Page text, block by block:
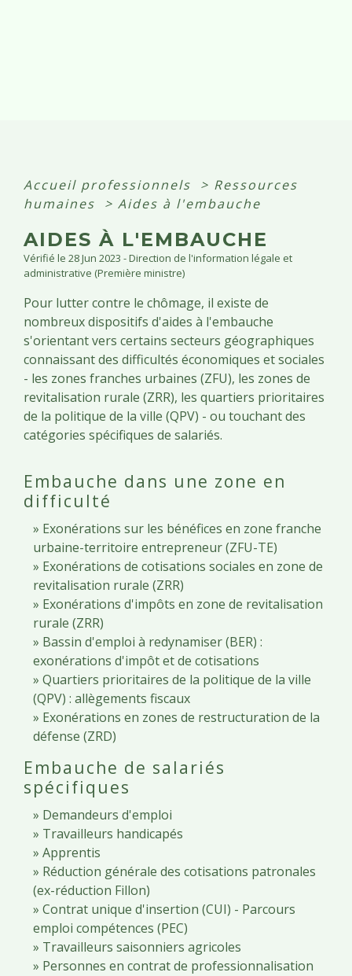
Accueil professionnels > Ressources
humaines
> Aides à l'embauche
AIDES À L'EMBAUCHE
Vérifié le 28 Jun 2023 - Direction de l'information légale et
administrative (Première ministre)
Pour lutter contre le chômage, il existe de
nombreux dispositifs d'aides à l'embauche
s'orientant vers certains secteurs géographiques
connaissant des difficultés économiques et sociales
- les zones franches urbaines (ZFU), les zones de
revitalisation rurale (ZRR), les quartiers prioritaires
de la politique de la ville (QPV) - ou touchant des
catégories spécifiques de salariés.
Embauche dans une zone en
difficulté
Exonérations sur les bénéfices en zone franche
urbaine-territoire entrepreneur (ZFU-TE)
Exonérations de cotisations sociales en zone de
revitalisation rurale (ZRR)
Exonérations d'impôts en zone de revitalisation
rurale (ZRR)
Bassin d'emploi à redynamiser (BER) :
exonérations d'impôt et de cotisations
Quartiers prioritaires de la politique de la ville
(QPV) : allègements fiscaux
Exonérations en zones de restructuration de la
défense (ZRD)
Embauche de salariés
spécifiques
Demandeurs d'emploi
Travailleurs handicapés
Apprentis
Réduction générale des cotisations patronales
(ex-réduction Fillon)
Contrat unique d'insertion (CUI) - Parcours
emploi compétences (PEC)
Travailleurs saisonniers agricoles
Personnes en contrat de professionnalisation